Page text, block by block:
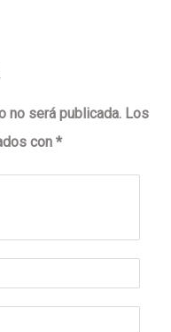
no será publicada. Los
con *